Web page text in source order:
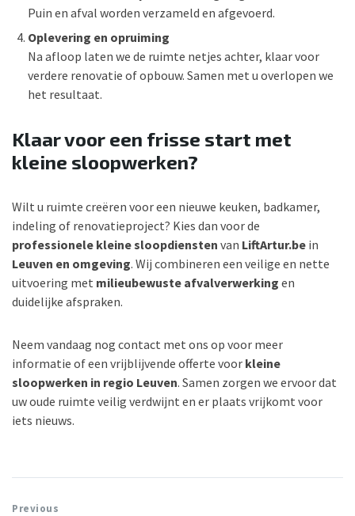
Puin en afval worden verzameld en afgevoerd.
Oplevering en opruiming
Na afloop laten we de ruimte netjes achter, klaar voor
verdere renovatie of opbouw. Samen met u overlopen we
het resultaat.
Klaar voor een frisse start met
kleine sloopwerken?
Wilt u ruimte creëren voor een nieuwe keuken, badkamer,
indeling of renovatieproject? Kies dan voor de
professionele kleine sloopdiensten van LiftArtur.be in
Leuven en omgeving. Wij combineren een veilige en nette
uitvoering met milieubewuste afvalverwerking en
duidelijke afspraken.
Neem vandaag nog contact met ons op voor meer
informatie of een vrijblijvende offerte voor kleine
sloopwerken in regio Leuven. Samen zorgen we ervoor dat
uw oude ruimte veilig verdwijnt en er plaats vrijkomt voor
iets nieuws.
Previous